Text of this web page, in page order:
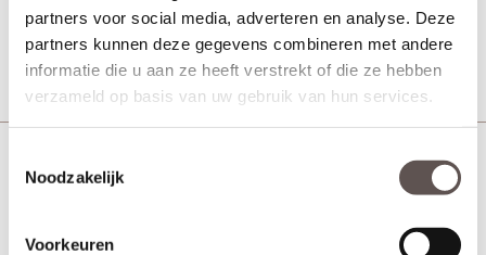
partners voor social media, adverteren en analyse. Deze
partners kunnen deze gegevens combineren met andere
informatie die u aan ze heeft verstrekt of die ze hebben
verzameld op basis van uw gebruik van hun services.
Noodzakelijk
Voorkeuren
60 werkdagen Vanaf € 585,-
Bekijk
Weekamp WK 6356 Blank glas